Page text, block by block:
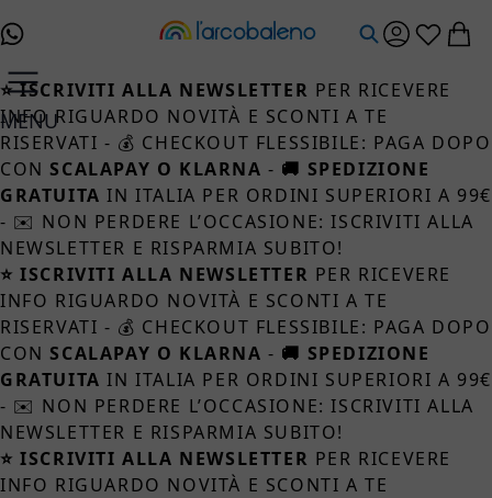
MENU
⭐ ISCRIVITI ALLA NEWSLETTER PER RICEVERE
INFO RIGUARDO NOVITÀ E SCONTI A TE
RISERVATI - 💰 CHECKOUT FLESSIBILE: PAGA DOPO
CON SCALAPAY O KLARNA - 🚚 SPEDIZIONE
GRATUITA IN ITALIA PER ORDINI SUPERIORI A 99€
- ✉️ NON PERDERE L’OCCASIONE: ISCRIVITI ALLA
NEWSLETTER E RISPARMIA SUBITO!
⭐ ISCRIVITI ALLA NEWSLETTER PER RICEVERE
INFO RIGUARDO NOVITÀ E SCONTI A TE
RISERVATI - 💰 CHECKOUT FLESSIBILE: PAGA DOPO
CON SCALAPAY O KLARNA - 🚚 SPEDIZIONE
GRATUITA IN ITALIA PER ORDINI SUPERIORI A 99€
- ✉️ NON PERDERE L’OCCASIONE: ISCRIVITI ALLA
NEWSLETTER E RISPARMIA SUBITO!
⭐ ISCRIVITI ALLA NEWSLETTER PER RICEVERE
INFO RIGUARDO NOVITÀ E SCONTI A TE